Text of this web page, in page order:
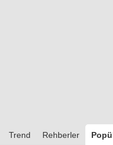
Trend Rehberler